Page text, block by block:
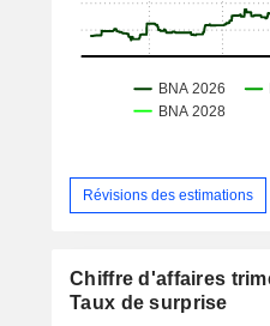
Révisions des estimations
Chiffre d'affaires
Taux de surprise